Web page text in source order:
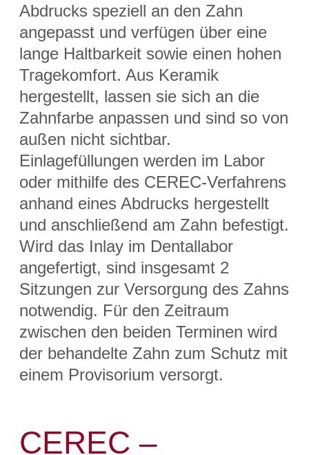
Abdrucks speziell an den Zahn
angepasst und verfügen über eine
lange Haltbarkeit sowie einen hohen
Tragekomfort. Aus Keramik
hergestellt, lassen sie sich an die
Zahnfarbe anpassen und sind so von
außen nicht sichtbar.
Einlagefüllungen werden im Labor
oder mithilfe des CEREC-Verfahrens
anhand eines Abdrucks hergestellt
und anschließend am Zahn befestigt.
Wird das Inlay im Dentallabor
angefertigt, sind insgesamt 2
Sitzungen zur Versorgung des Zahns
notwendig. Für den Zeitraum
zwischen den beiden Terminen wird
der behandelte Zahn zum Schutz mit
einem Provisorium versorgt.
CEREC –